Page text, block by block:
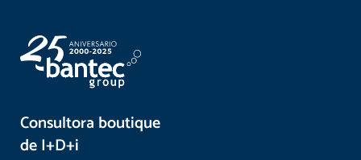
Consultora boutique
de I+D+i